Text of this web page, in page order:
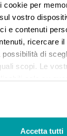
cookie per
vostro
e contenuti
ricercare
di
scopi. Le
il proprio
sui
della privacy.
Accetta tutti